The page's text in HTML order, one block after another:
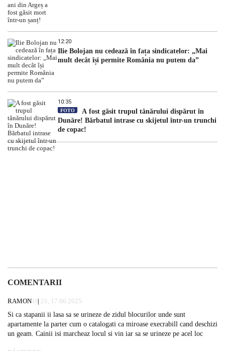
12:20
Ilie Bolojan nu cedează în fața sindicatelor: „Mai
mult decât își permite România nu putem da”
10:35
FOTO
A fost găsit trupul tânărului dispărut în
Dunăre! Bărbatul intrase cu skijetul într-un trunchi
de copac!
COMENTARII
RAMON10:21, 17.06.2025
Si ca stapanii ii lasa sa se urineze de zidul blocurilor unde sunt
apartamente la parter cum o catalogati ca miroase execrabill cand deschizi
un geam. Cainii isi marcheaz locul si vin iar sa se urineze pe acel loc